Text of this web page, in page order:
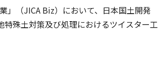
」（JICA Biz）において、日本国土開発
殊土対策及び処理におけるツイスター工